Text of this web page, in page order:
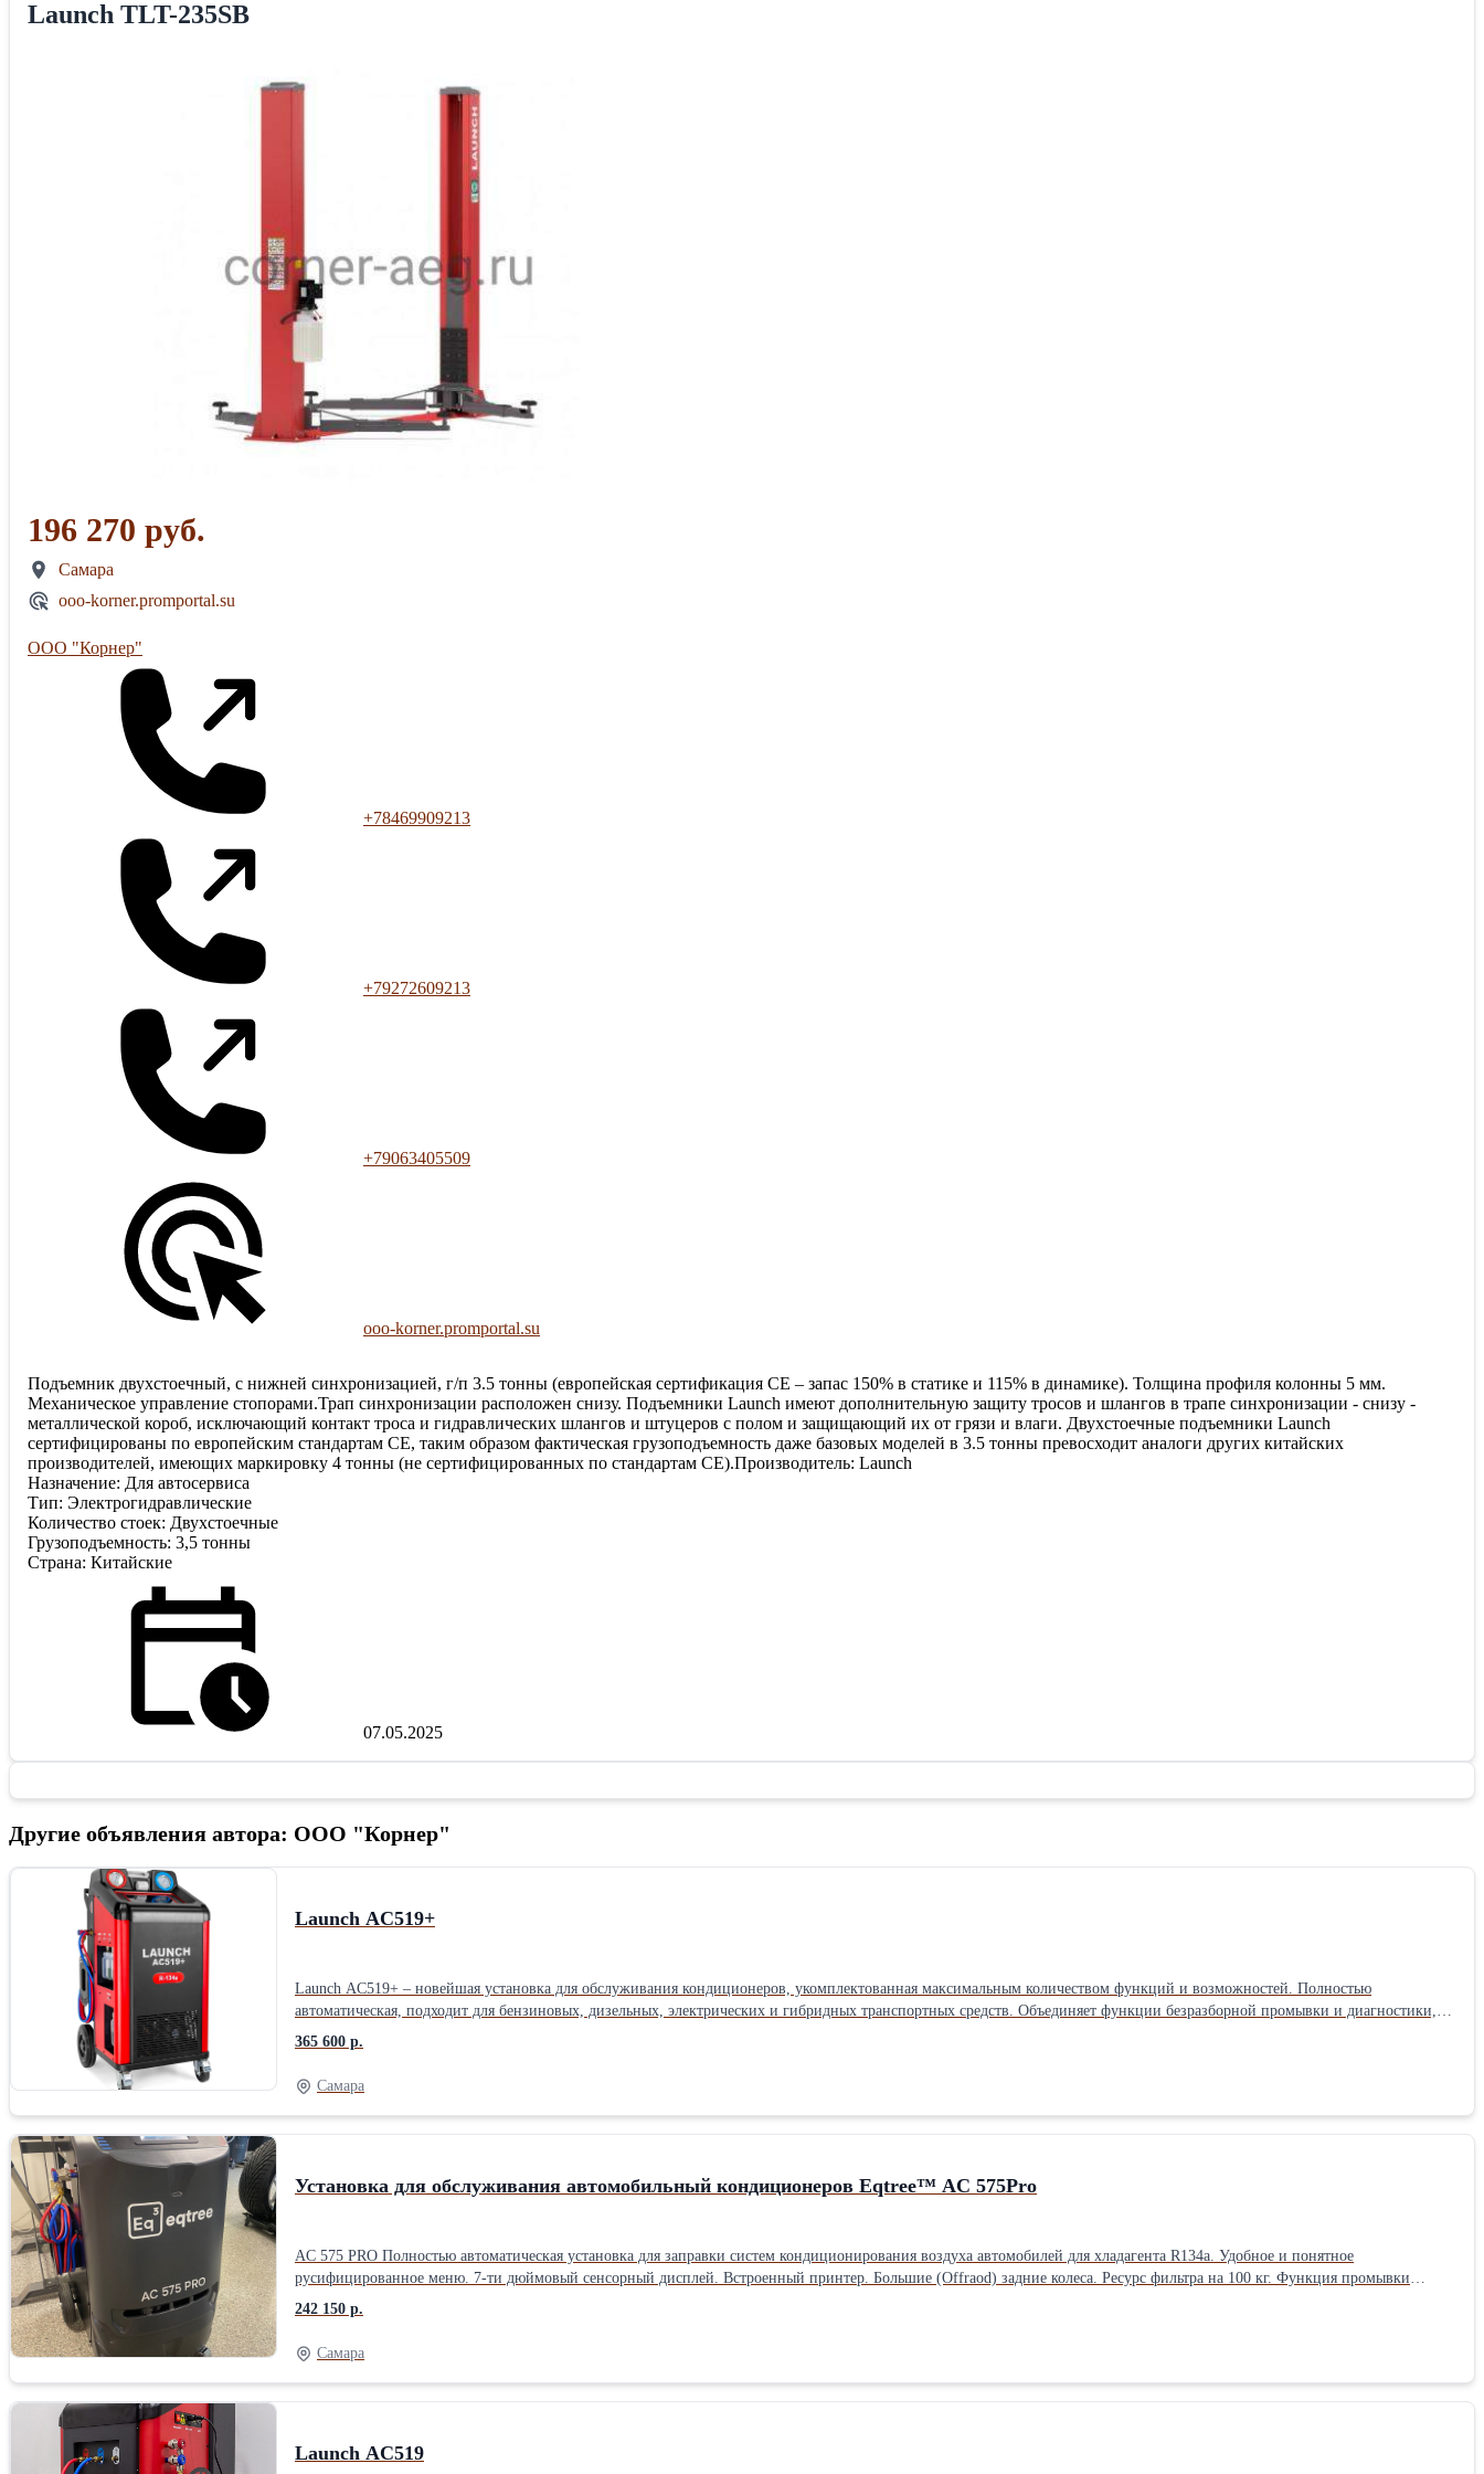
Launch TLT-235SB
196 270 руб.
Самара
ooo-korner.promportal.su
ООО "Корнер"
+78469909213
+79272609213
+79063405509
ooo-korner.promportal.su
Подъемник двухстоечный, с нижней синхронизацией, г/п 3.5 тонны (европейская сертификация CE – запас 150% в статике и 115% в динамике). Толщина профиля колонны 5 мм.
Механическое управление стопорами.Трап синхронизации расположен снизу. Подъемники Launch имеют дополнительную защиту тросов и шлангов в трапе синхронизации - снизу -
металлической короб, исключающий контакт троса и гидравлических шлангов и штуцеров с полом и защищающий их от грязи и влаги. Двухстоечные подъемники Launch
сертифицированы по европейским стандартам CE, таким образом фактическая грузоподъемность даже базовых моделей в 3.5 тонны превосходит аналоги других китайских
производителей, имеющих маркировку 4 тонны (не сертифицированных по стандартам CE).Производитель: Launch
Назначение: Для автосервиса
Тип: Электрогидравлические
Количество стоек: Двухстоечные
Грузоподъемность: 3,5 тонны
Страна: Китайские
07.05.2025
Другие объявления автора: ООО "Корнер"
Launch AC519+
Launch AC519+ – новейшая установка для обслуживания кондиционеров, укомплектованная максимальным количеством функций и возможностей. Полностью
автоматическая, подходит для бензиновых, дизельных, электрических и гибридных транспортных средств. Объединяет функции безразборной промывки и диагностики,
регенерации хладагента, заправки и вакуумирования. Точный контроль всех жидкостей по весу, объёмный внутренний бак 22 кг, сенсорное управление на современном
промышленном экране. Подходит для бензиновых, дизельных автомобилей, электромобилей (BEV) и гибридных транспортных средств. Поддержка дистанционного
управления через диагностический планшет. Поддержка заправки PAG/POE масла и УФ-индикаторной жидкости. Новая патентованная конструкция установки и
уникальный модуль сепарации масла и газа обеспечивают более эффективные и стабильные рабочие качества.
365 600 р.
Самара
Установка для обслуживания автомобильный кондиционеров Eqtree™ AC 575Pro
AC 575 PRO Полностью автоматическая установка для заправки систем кондиционирования воздуха автомобилей для хладагента R134a. Удобное и понятное
русифицированное меню. 7-ти дюймовый сенсорный дисплей. Встроенный принтер. Большие (Offraod) задние колеса. Ресурс фильтра на 100 кг. Функция промывки
контура кондиционера. Работы с гибридными автомобилями. Автоматические функции: Откачка и рециркуляция хладагента; Отделение отработанного масла;
242 150 р.
Самара
Launch AC519